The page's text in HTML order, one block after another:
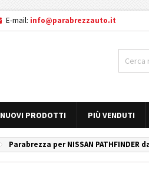
E-mail: info@parabrezzauto.it
NUOVI PRODOTTI PIÙ VENDUTI
Parabrezza per NISSAN